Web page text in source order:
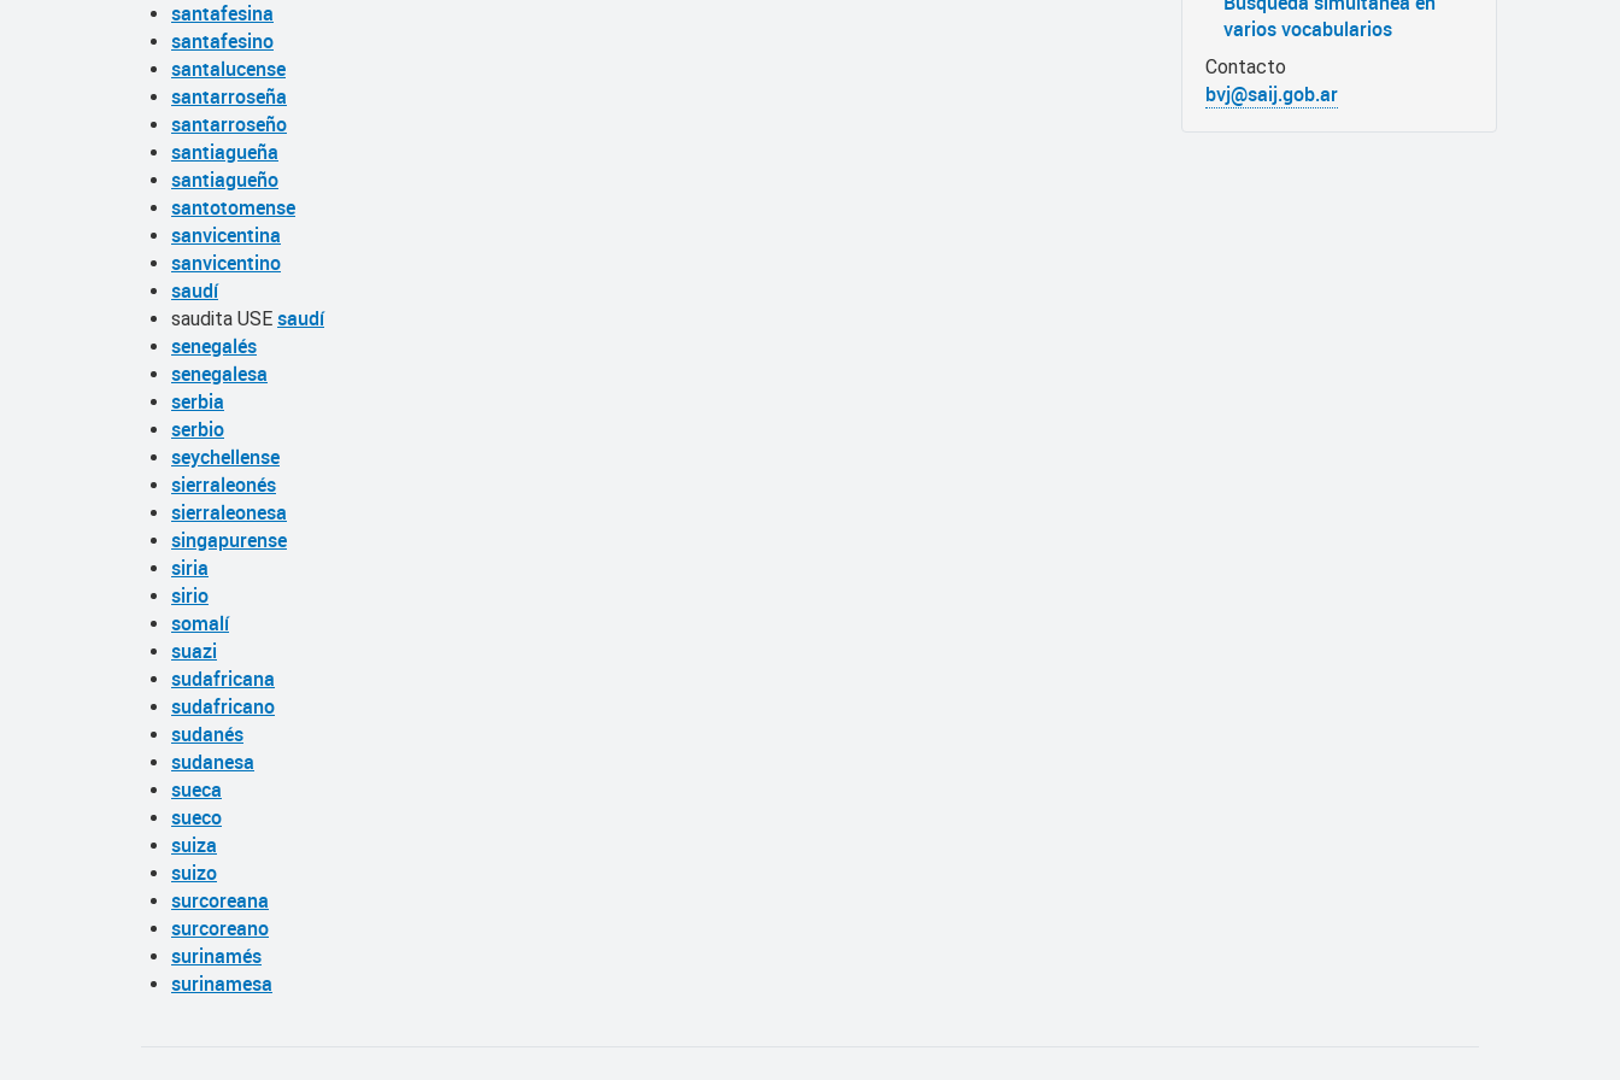
santafesina
santafesino
santalucense
santarroseña
santarroseño
santiagueña
santiagueño
santotomense
sanvicentina
sanvicentino
saudí
saudita USE saudí
senegalés
senegalesa
serbia
serbio
seychellense
sierraleonés
sierraleonesa
singapurense
siria
sirio
somalí
suazi
sudafricana
sudafricano
sudanés
sudanesa
sueca
sueco
suiza
suizo
surcoreana
surcoreano
surinamés
surinamesa
varios vocabularios
Contacto
bvj@saij.gob.ar